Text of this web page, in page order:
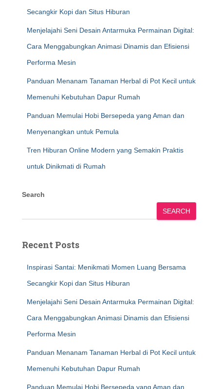
Secangkir Kopi dan Situs Hiburan
Menjelajahi Seni Desain Antarmuka Permainan Digital:
Cara Menggabungkan Animasi Dinamis dan Efisiensi
Performa Mesin
Panduan Menanam Tanaman Herbal di Pot Kecil untuk
Memenuhi Kebutuhan Dapur Rumah
Panduan Memulai Hobi Bersepeda yang Aman dan
Menyenangkan untuk Pemula
Tren Hiburan Online Modern yang Semakin Praktis
untuk Dinikmati di Rumah
Search
SEARCH
Recent Posts
Inspirasi Santai: Menikmati Momen Luang Bersama
Secangkir Kopi dan Situs Hiburan
Menjelajahi Seni Desain Antarmuka Permainan Digital:
Cara Menggabungkan Animasi Dinamis dan Efisiensi
Performa Mesin
Panduan Menanam Tanaman Herbal di Pot Kecil untuk
Memenuhi Kebutuhan Dapur Rumah
Panduan Memulai Hobi Bersepeda yang Aman dan